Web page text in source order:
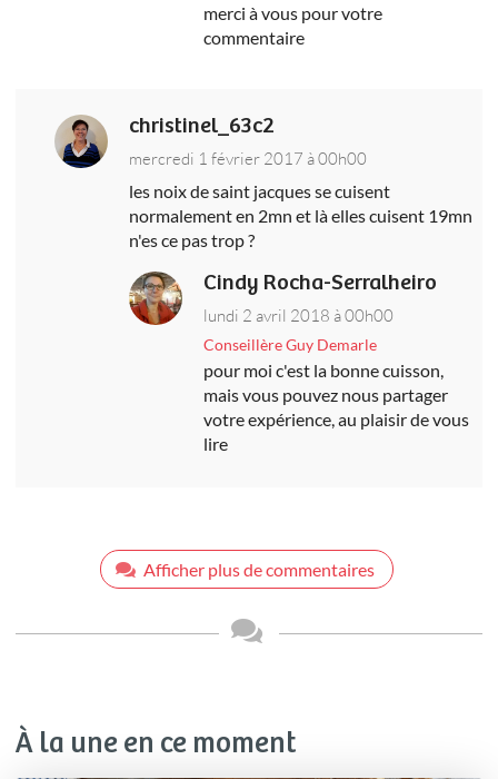
merci à vous pour votre
commentaire
christinel_63c2
mercredi 1 février 2017 à 00h00
les noix de saint jacques se cuisent
normalement en 2mn et là elles cuisent 19mn
n'es ce pas trop ?
Cindy Rocha-Serralheiro
lundi 2 avril 2018 à 00h00
Conseillère Guy Demarle
pour moi c'est la bonne cuisson,
mais vous pouvez nous partager
votre expérience, au plaisir de vous
lire
Afficher plus de commentaires
À la une en ce moment